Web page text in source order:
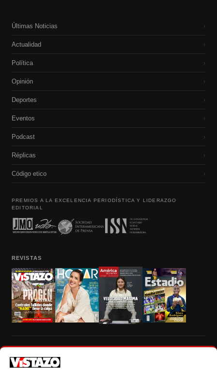
Últimas Noticias ›
Actualidad ›
Política ›
Opinión ›
Deportes ›
Eventos ›
Podcast ›
Réplicas ›
Código etico ›
PREMIOS A LA EXCELENCIA PERIODÍSTICA Y LIDERAZGO
EDITORIAL
REVISTAS
autorización escrita de su titular, de todos los contenidos de Vistazo.com.